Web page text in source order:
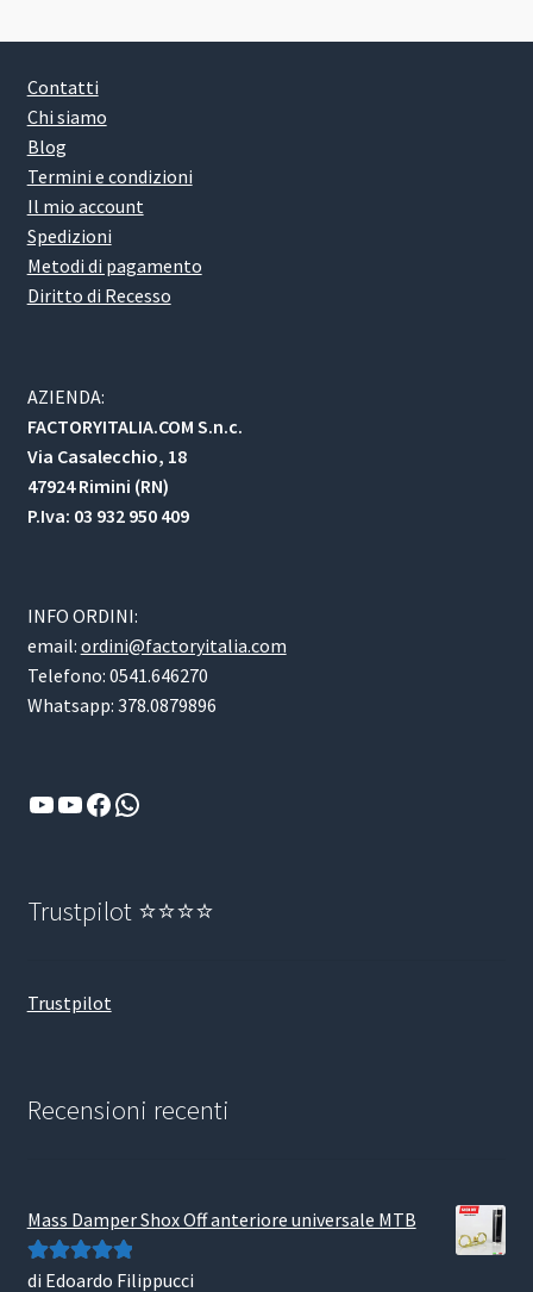
Contatti
Chi siamo
Blog
Termini e condizioni
Il mio account
Spedizioni
Metodi di pagamento
Diritto di Recesso
AZIENDA:
FACTORYITALIA.COM S.n.c.
Via Casalecchio, 18
47924 Rimini (RN)
P.Iva: 03 932 950 409
INFO ORDINI:
email: ordini@factoryitalia.com
Telefono: 0541.646270
Whatsapp: 378.0879896
YouTube
YouTube
Facebook
WhatsApp
Trustpilot ⭐⭐⭐⭐
Trustpilot
Recensioni recenti
Mass Damper Shox Off anteriore universale MTB
Valutato5su
di Edoardo Filippucci